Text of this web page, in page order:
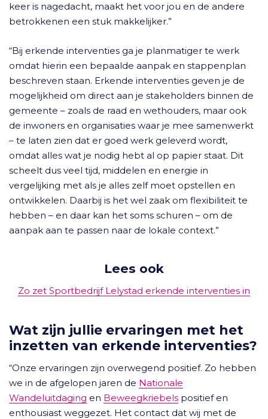
keer is nagedacht, maakt het voor jou en de andere
betrokkenen een stuk makkelijker.”
“Bij erkende interventies ga je planmatiger te werk
omdat hierin een bepaalde aanpak en stappenplan
beschreven staan. Erkende interventies geven je de
mogelijkheid om direct aan je stakeholders binnen de
gemeente – zoals de raad en wethouders, maar ook
de inwoners en organisaties waar je mee samenwerkt
– te laten zien dat er goed werk geleverd wordt,
omdat alles wat je nodig hebt al op papier staat. Dit
scheelt dus veel tijd, middelen en energie in
vergelijking met als je alles zelf moet opstellen en
ontwikkelen. Daarbij is het wel zaak om flexibiliteit te
hebben – en daar kan het soms schuren – om de
aanpak aan te passen naar de lokale context.”
Lees ook
Zo zet Sportbedrijf Lelystad erkende interventies in
Wat zijn jullie ervaringen met het
inzetten van erkende interventies?
“Onze ervaringen zijn overwegend positief. Zo hebben
we in de afgelopen jaren de Nationale
Wandeluitdaging en Beweegkriebels positief en
enthousiast weggezet. Het contact dat wij met de